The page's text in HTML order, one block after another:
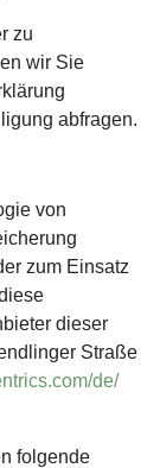
zu
wir Sie
abfragen.
von
zum Einsatz
dieser
Straße
de/
folgende